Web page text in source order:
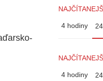
4 hodiny
4 hodiny